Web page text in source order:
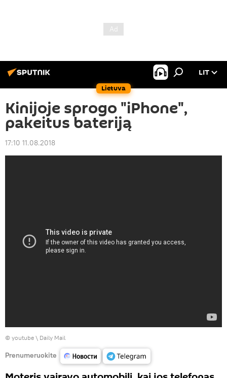
Lietuva
LIT
Kinijoje sprogo "iPhone",
pakeitus bateriją
17:10 11.08.2018
© youtube \ Daily Mail
Prenumeruokite